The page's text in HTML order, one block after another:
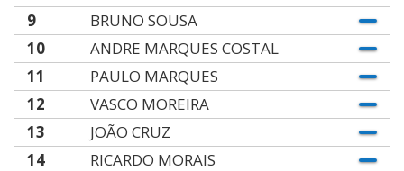
9
BRUNO SOUSA
10
ANDRE MARQUES COSTAL
11
PAULO MARQUES
12
VASCO MOREIRA
13
JOÃO CRUZ
14
RICARDO MORAIS